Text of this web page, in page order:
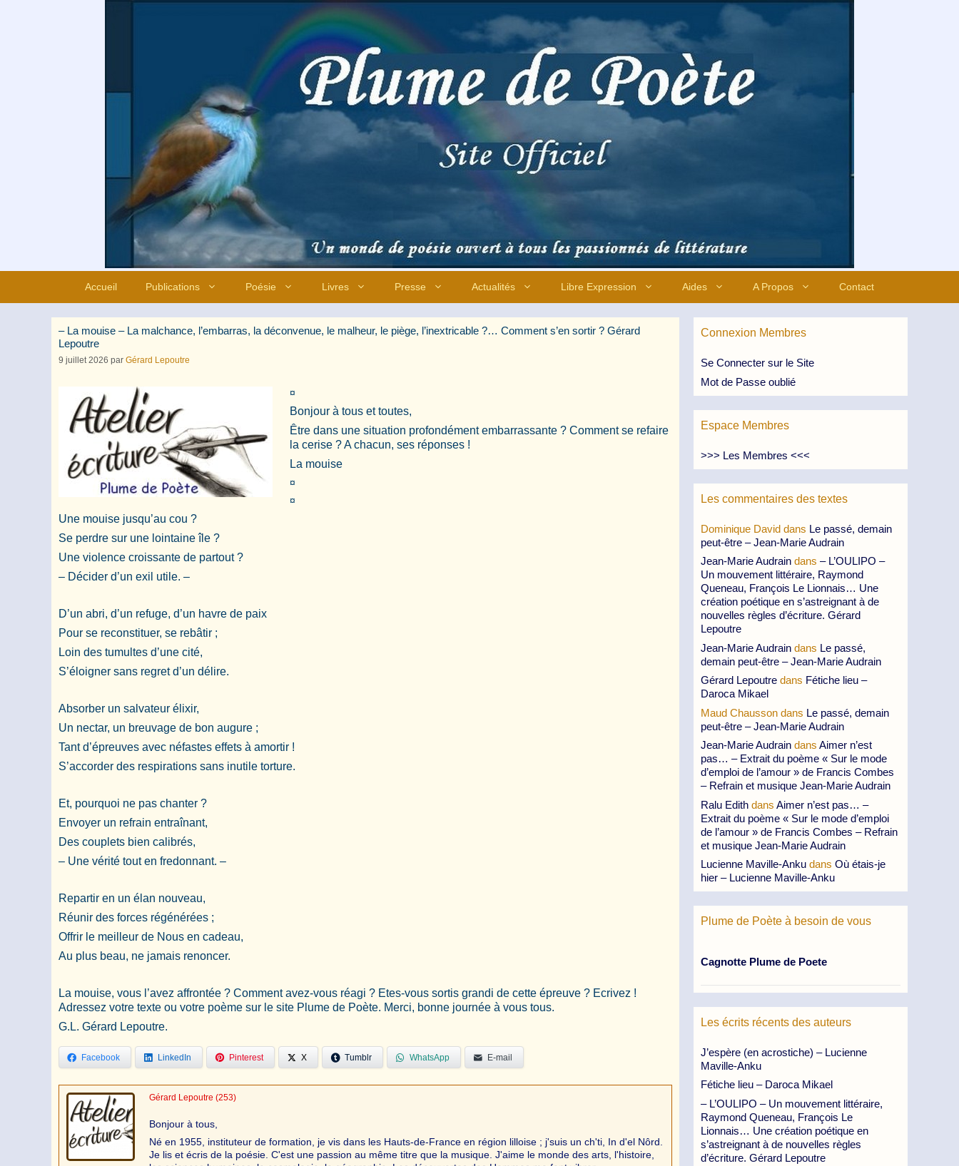
Accueil Publications Poésie Livres Presse Actualités Libre Expression Aides A Propos Contact
– La mouise – La malchance, l’embarras, la déconvenue, le malheur, le piège, l’inextricable ?… Comment s’en sortir ? Gérard
Lepoutre
9 juillet 2026 par Gérard Lepoutre
¤
Bonjour à tous et toutes,
Être dans une situation profondément embarrassante ? Comment se refaire
la cerise ? A chacun, ses réponses !
La mouise
¤
¤
Une mouise jusqu’au cou ?
Se perdre sur une lointaine île ?
Une violence croissante de partout ?
– Décider d’un exil utile. –
D’un abri, d’un refuge, d’un havre de paix
Pour se reconstituer, se rebâtir ;
Loin des tumultes d’une cité,
S’éloigner sans regret d’un délire.
Absorber un salvateur élixir,
Un nectar, un breuvage de bon augure ;
Tant d’épreuves avec néfastes effets à amortir !
S’accorder des respirations sans inutile torture.
Et, pourquoi ne pas chanter ?
Envoyer un refrain entraînant,
Des couplets bien calibrés,
– Une vérité tout en fredonnant. –
Repartir en un élan nouveau,
Réunir des forces régénérées ;
Offrir le meilleur de Nous en cadeau,
Au plus beau, ne jamais renoncer.
La mouise, vous l’avez affrontée ? Comment avez-vous réagi ? Etes-vous sortis grandi de cette épreuve ? Ecrivez !
Adressez votre texte ou votre poème sur le site Plume de Poète. Merci, bonne journée à vous tous.
G.L. Gérard Lepoutre.
Facebook LinkedIn Pinterest X Tumblr WhatsApp E-mail
Gérard Lepoutre (253)
Bonjour à tous,
Né en 1955, instituteur de formation, je vis dans les Hauts-de-France en région lilloise ; j'suis un ch'ti, In d'el Nôrd.
Je lis et écris de la poésie. C'est une passion au même titre que la musique. J'aime le monde des arts, l'histoire,
Connexion Membres
Se Connecter sur le Site
Mot de Passe oublié
Espace Membres
>>> Les Membres <<<
Les commentaires des textes
Dominique David dans Le passé, demain
peut-être – Jean-Marie Audrain
Jean-Marie Audrain dans – L’OULIPO –
Un mouvement littéraire, Raymond
Queneau, François Le Lionnais… Une
création poétique en s’astreignant à de
nouvelles règles d’écriture. Gérard
Lepoutre
Jean-Marie Audrain dans Le passé,
demain peut-être – Jean-Marie Audrain
Gérard Lepoutre dans Fétiche lieu –
Daroca Mikael
Maud Chausson dans Le passé, demain
peut-être – Jean-Marie Audrain
Jean-Marie Audrain dans Aimer n’est
pas… – Extrait du poème « Sur le mode
d’emploi de l’amour » de Francis Combes
– Refrain et musique Jean-Marie Audrain
Ralu Edith dans Aimer n’est pas… –
Extrait du poème « Sur le mode d’emploi
de l’amour » de Francis Combes – Refrain
et musique Jean-Marie Audrain
Lucienne Maville-Anku dans Où étais-je
hier – Lucienne Maville-Anku
Plume de Poète à besoin de vous
Cagnotte Plume de Poete
Les écrits récents des auteurs
J’espère (en acrostiche) – Lucienne
Maville-Anku
Fétiche lieu – Daroca Mikael
– L’OULIPO – Un mouvement littéraire,
Raymond Queneau, François Le
Lionnais… Une création poétique en
s’astreignant à de nouvelles règles
d’écriture. Gérard Lepoutre